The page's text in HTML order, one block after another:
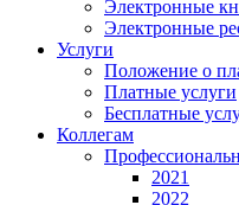
Электронные
Электронные
Услуги
Положение о
Платные услуги
Бесплатные
Коллегам
2021
2022